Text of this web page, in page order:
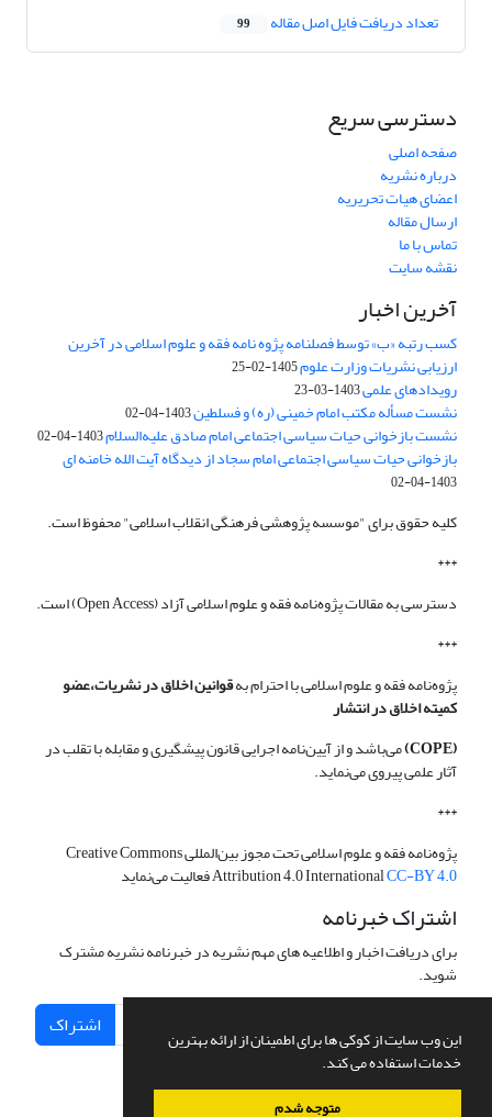
این وب سایت از کوکی ها برای اطمینان از ارائه بهترین
خدمات استفاده می کند.
متوجه شدم
تعداد دریافت فایل اصل مقاله 99
دسترسی سریع
صفحه اصلی
درباره نشریه
اعضای هیات تحریریه
ارسال مقاله
تماس با ما
نقشه سایت
آخرین اخبار
کسب رتبه «ب» توسط فصلنامه پژوه نامه فقه و علوم اسلامی در آخرین
ارزیابی نشریات وزارت علوم1405-02-25
رویدادهای علمی1403-03-23
نشست مسأله مکتب امام خمینی (ره) و فسلطین1403-04-02
نشست بازخوانی حیات سیاسی اجتماعی امام صادق علیه‌السلام1403-04-02
بازخوانی حیات سیاسی اجتماعی امام سجاد از دیدگاه آیت الله خامنه ای
1403-04-02
کلیه حقوق برای "موسسه پژوهشی فرهنگی انقلاب اسلامی" محفوظ است.
***
دسترسی به مقالات پژوه‌نامه فقه و علوم اسلامی آزاد (Open Access) است.
***
پژوه‌نامه فقه و علوم اسلامی با احترام بهقوانین اخلاق در نشریات،عضو
کمیته اخلاق در انتشار
(COPE)
می‌باشد و از آیین‌نامه اجرایی قانون پیشگیری و مقابله با تقلب در
آثار علمی پیروی می‌نماید.
***
پژوه‌نامه فقه و علوم اسلامی تحت مجوز بین‌المللی Creative Commons
Attribution 4.0 InternationalCC-BY 4.0 فعالیت می‌نماید
اشتراک خبرنامه
برای دریافت اخبار و اطلاعیه های مهم نشریه در خبرنامه نشریه مشترک
شوید.
اشتراک